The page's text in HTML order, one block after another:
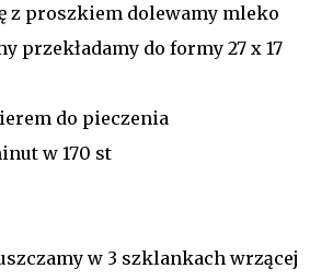
z proszkiem dolewamy mleko
przekładamy do formy 27 x 17
do pieczenia
w 170 st
w 3 szklankach wrzącej